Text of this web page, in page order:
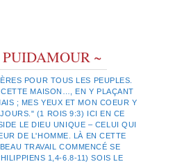
~
POUR TOUS LES PEUPLES.
MAISON…, EN Y PLAÇANT
; MES YEUX ET MON COEUR Y
(1 ROIS 9:3) ICI EN CE
LE DIEU UNIQUE – CELUI QUI
DE L'HOMME. LÀ EN CETTE
TRAVAIL COMMENCÉ SE
1,4-6.8-11) SOIS LE